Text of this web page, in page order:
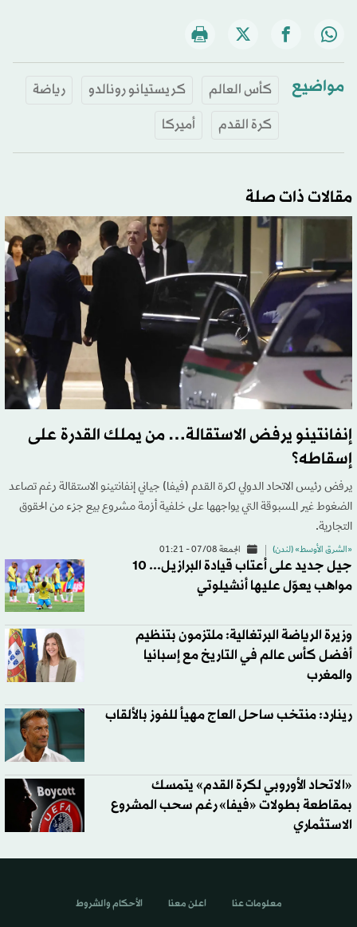
مواضيع كأس العالم كريستيانو رونالدو
رياضة
كرة القدم
أميركا
مقالات ذات صلة
إنفانتينو يرفض الاستقالة… من يملك القدرة على
إسقاطه؟
يرفض رئيس الاتحاد الدولي لكرة القدم (فيفا) جياني إنفانتينو الاستقالة رغم تصاعد
الضغوط غير المسبوقة التي يواجهها على خلفية أزمة مشروع بيع جزء من الحقوق
التجارية.
«الشرق الأوسط» (لندن) الجمعة 07/08 - 01:21
جيل جديد على أعتاب قيادة البرازيل... 10
مواهب يعوّل عليها أنشيلوتي
وزيرة الرياضة البرتغالية: ملتزمون بتنظيم
أفضل كأس عالم في التاريخ مع إسبانيا
والمغرب
رينارد: منتخب ساحل العاج مهيأ للفوز بالألقاب
«الاتحاد الأوروبي لكرة القدم» يتمسك
بمقاطعة بطولات «فيفا» رغم سحب المشروع
الاستثماري
معلومات عنا اعلن معنا الأحكام والشروط